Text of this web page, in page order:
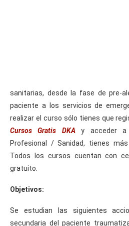
sanitarias, desde la fase de pre-
paciente a los servicios de
realizar el curso sólo tienes que
Cursos Gratis DKAy acceder a
Profesional / Sanidad, tienes
Todos los cursos cuentan con
gratuito.
Objetivos:
Se estudian las siguientes
secundaria del paciente